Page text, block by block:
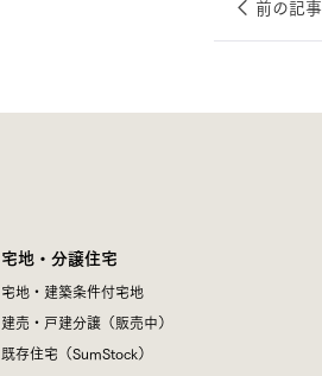
前の記事
宅地・分譲住宅
宅地・建築条件付宅地
建売・戸建分譲（販売中）
既存住宅（SumStock）